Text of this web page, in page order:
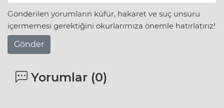
Gönderilen yorumların küfür, hakaret ve suç unsuru
içermemesi gerektiğini okurlarımıza önemle hatırlatırız!
Gönder
Yorumlar (0)